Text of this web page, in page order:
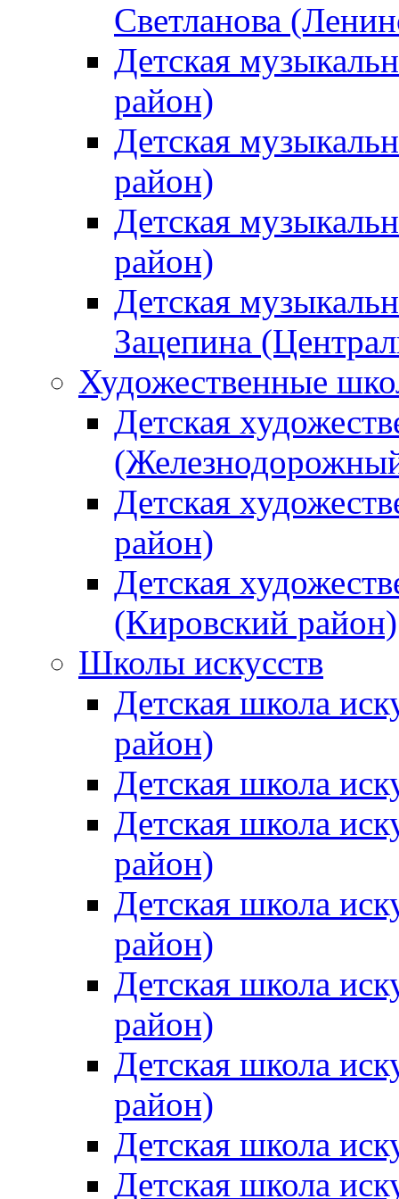
Светланова
Детская
район)
Детская
район)
Детская
район)
Детская
Зацепина
Художественные
Детская
Детская
район)
Детская
(Кировский район)
Школы искусств
Детская школа
район)
Детская школа
Детская школа
район)
Детская школа
район)
Детская школа
район)
Детская школа
район)
Детская школа
Детская школа